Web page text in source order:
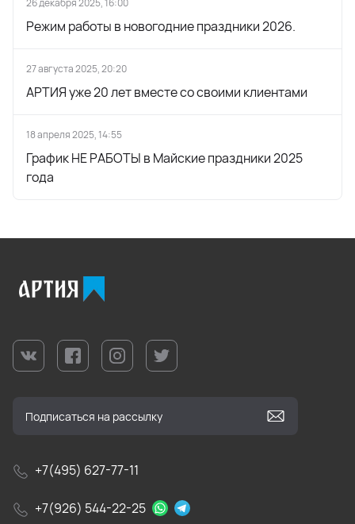
26 декабря 2025, 16:00
Режим работы в новогодние праздники 2026.
27 августа 2025, 20:20
АРТИЯ уже 20 лет вместе со своими клиентами
18 апреля 2025, 14:55
График НЕ РАБОТЫ в Майские праздники 2025
года
+7(495) 627-77-11
+7(926) 544-22-25